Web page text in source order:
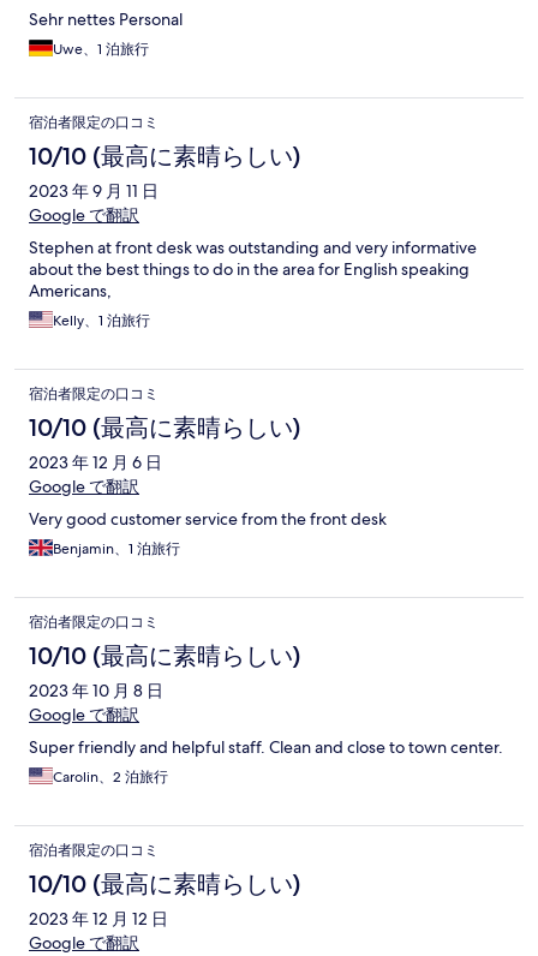
Sehr nettes Personal
Uwe、1 泊旅行
宿泊者限定の口コミ
10/10 (最高に素晴らしい)
2023 年 9 月 11 日
Google で翻訳
Stephen at front desk was outstanding and very informative
about the best things to do in the area for English speaking
Americans,
Kelly、1 泊旅行
宿泊者限定の口コミ
10/10 (最高に素晴らしい)
2023 年 12 月 6 日
Google で翻訳
Very good customer service from the front desk
Benjamin、1 泊旅行
宿泊者限定の口コミ
10/10 (最高に素晴らしい)
2023 年 10 月 8 日
Google で翻訳
Super friendly and helpful staff. Clean and close to town center.
Carolin、2 泊旅行
宿泊者限定の口コミ
10/10 (最高に素晴らしい)
2023 年 12 月 12 日
Google で翻訳